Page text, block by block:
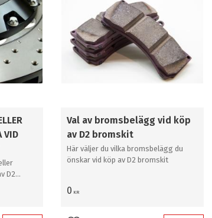
VID
D2
Val av bromsbelägg vid köp
av D2 bromskit
Här väljer du vilka bromsbelägg du
önskar vid köp av D2 bromskit
0 KR